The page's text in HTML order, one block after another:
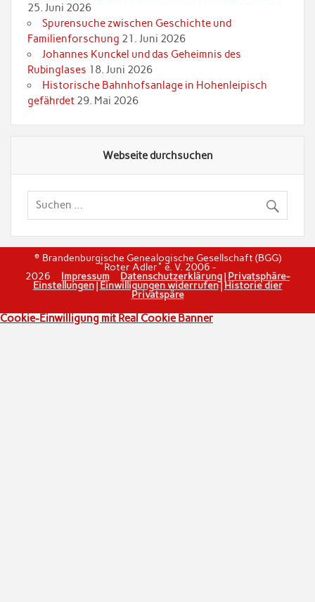
25. Juni 2026
Spurensuche zwischen Geschichte und
Familienforschung 21. Juni 2026
Johannes Kunckel und das Geheimnis des
Rubinglases 18. Juni 2026
Historische Bahnhofsanlage in Hohenleipisch
gefährdet 29. Mai 2026
Webseite durchsuchen
© Brandenburgische Genealogische Gesellschaft (BGG)
"Roter Adler" e. V. 2006 -
2026 Impressum Datenschutzerklärung| Privatsphäre-
Einstellungen| Einwilligungen widerrufen|Historie dier
Privatspäre
Cookie-Einwilligung mit Real Cookie Banner